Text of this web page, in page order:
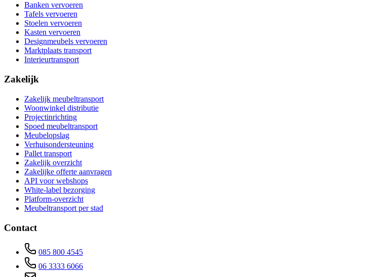
Banken vervoeren
Tafels vervoeren
Stoelen vervoeren
Kasten vervoeren
Designmeubels vervoeren
Marktplaats transport
Interieurtransport
Zakelijk
Zakelijk meubeltransport
Woonwinkel distributie
Projectinrichting
Spoed meubeltransport
Meubelopslag
Verhuisondersteuning
Pallet transport
Zakelijk overzicht
Zakelijke offerte aanvragen
API voor webshops
White-label bezorging
Platform-overzicht
Meubeltransport per stad
Contact
085 800 4545
06 3333 6066